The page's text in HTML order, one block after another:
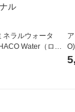
ネラルウォータ
Water（ロハ
ター）2L ラベルレ